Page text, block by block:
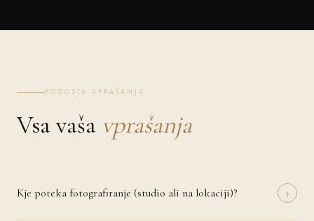
POGOSTA VPRAŠANJA
Vsa vaša vprašanja
Kje poteka fotografiranje (studio ali na lokaciji)? +